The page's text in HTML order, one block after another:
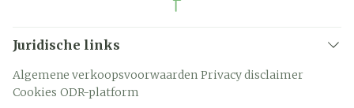
Juridische links
Algemene verkoopsvoorwaarden Privacy disclaimer
Cookies ODR-platform